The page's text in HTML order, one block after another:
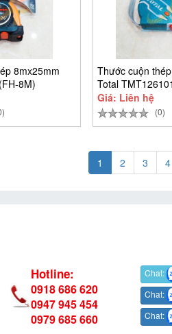
8mx25mm
8M)
Thước cuộn
Total TMT126101
Giá: Liên hệ
(0)
1 2 3 4
Hotline:
0918 686 620
0947 945 454
0979 685 660
Chat:
Chat:
Chat: